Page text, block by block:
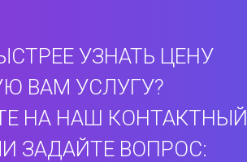
УЗНАТЬ ЦЕНУ
ВАМ УСЛУГУ?
НА НАШ КОНТАКТНЫЙ
ЗАДАЙТЕ ВОПРОС: